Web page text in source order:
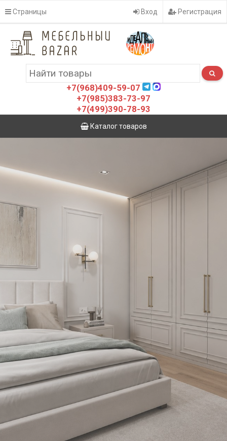
Страницы Вход Регистрация
+7(968)409-59-07
+7(985)383-73-97
+7(499)390-78-93
Каталог товаров